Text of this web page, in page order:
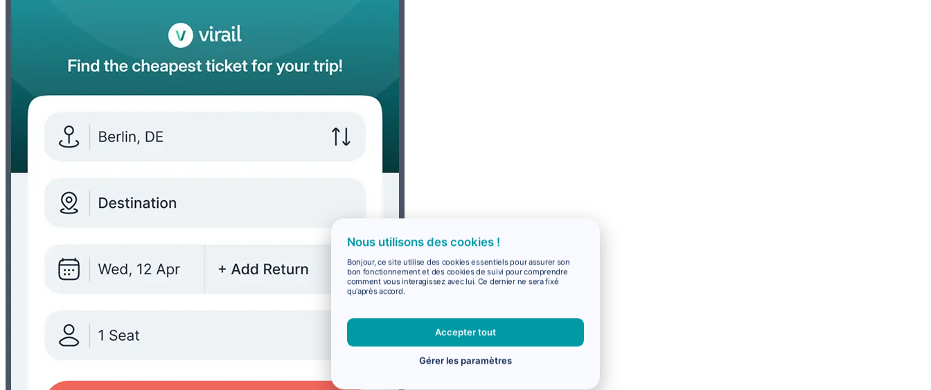
Nous utilisons des cookies !
Bonjour, ce site utilise des cookies essentiels pour assurer son
bon fonctionnement et des cookies de suivi pour comprendre
comment vous interagissez avec lui. Ce dernier ne sera fixé
qu'après accord.
Accepter tout
Gérer les paramètres